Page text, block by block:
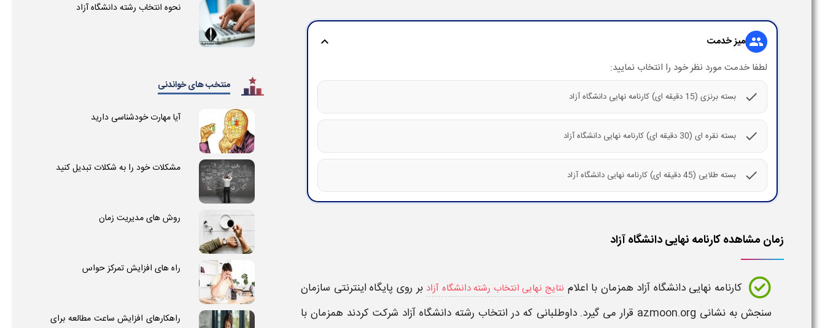
group میز خدمت expand_more
لطفا خدمت مورد نظر خود را انتخاب نمایید:
check بسته برنزی (15 دقیقه ای) کارنامه نهایی دانشگاه آزاد
check بسته نقره ای (30 دقیقه ای) کارنامه نهایی دانشگاه آزاد
check بسته طلایی (45 دقیقه ای) کارنامه نهایی دانشگاه آزاد
زمان مشاهده کارنامه نهایی دانشگاه آزاد
کارنامه نهایی دانشگاه آزاد همزمان با اعلام نتایج نهایی انتخاب رشته دانشگاه آزاد بر روی پایگاه اینترنتی سازمان
سنجش به نشانی azmoon.org قرار می گیرد. داوطلبانی که در
انتخاب رشته دانشگاه آزاد شرکت کردند همزمان با
نحوه انتخاب رشته دانشگاه آزاد
منتخب های خواندنی
آیا مهارت خودشناسی دارید
مشکلات خود را به شکلات تبدیل کنید
روش های مدیریت زمان
راه های افزایش تمرکز حواس
راهکارهای افزایش ساعت مطالعه برای